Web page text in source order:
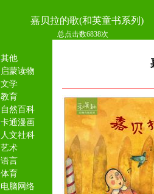
嘉贝拉的歌(和英童书系列)
总点击数6838次
其他
启蒙读物
文学
教育
自然百科
卡通漫画
人文社科
艺术
语言
体育
电脑网络